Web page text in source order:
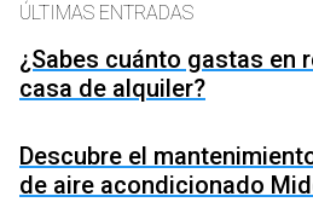
ÚLTIMAS ENTRADAS
¿Sabes cuánto gastas en
casa de alquiler?
Descubre el
de aire acondicionado